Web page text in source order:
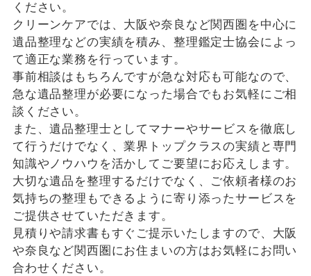
ください。
クリーンケアでは、大阪や奈良など関西圏を中心に
遺品整理などの実績を積み、整理鑑定士協会によっ
て適正な業務を行っています。
事前相談はもちろんですが急な対応も可能なので、
急な遺品整理が必要になった場合でもお気軽にご相
談ください。
また、遺品整理士としてマナーやサービスを徹底し
て行うだけでなく、業界トップクラスの実績と専門
知識やノウハウを活かしてご要望にお応えします。
大切な遺品を整理するだけでなく、ご依頼者様のお
気持ちの整理もできるように寄り添ったサービスを
ご提供させていただきます。
見積りや請求書もすぐご提示いたしますので、大阪
や奈良など関西圏にお住まいの方はお気軽にお問い
合わせください。